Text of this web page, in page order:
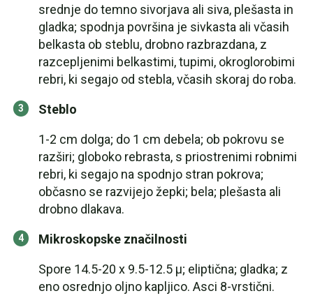
srednje do temno sivorjava ali siva, plešasta in
gladka; spodnja površina je sivkasta ali včasih
belkasta ob steblu, drobno razbrazdana, z
razcepljenimi belkastimi, tupimi, okroglorobimi
rebri, ki segajo od stebla, včasih skoraj do roba.
Steblo
1-2 cm dolga; do 1 cm debela; ob pokrovu se
razširi; globoko rebrasta, s priostrenimi robnimi
rebri, ki segajo na spodnjo stran pokrova;
občasno se razvijejo žepki; bela; plešasta ali
drobno dlakava.
Mikroskopske značilnosti
Spore 14.5-20 x 9.5-12.5 µ; eliptična; gladka; z
eno osrednjo oljno kapljico. Asci 8-vrstični.